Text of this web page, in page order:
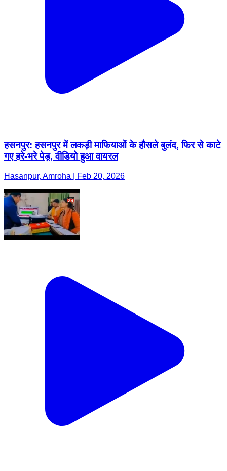
हसनपुर: हसनपुर में लकड़ी माफियाओं के हौसले बुलंद, फिर से काटे
गए हरे-भरे पेड़, वीडियो हुआ वायरल
Hasanpur, Amroha | Feb 20, 2026